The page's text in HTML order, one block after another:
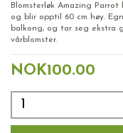
Blomsterløk Amazing
og blir opptil 60 cm høy.
balkong, og tar seg ekstra
vårblomster.
NOK100.00